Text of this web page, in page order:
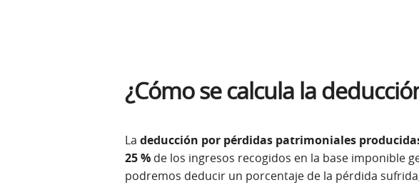
¿Cómo se calcula la
La deducción por pérdidas patrimoniales
25 %de los ingresos recogidos en la base imponible
podremos deducir un porcentaje de la pérdida